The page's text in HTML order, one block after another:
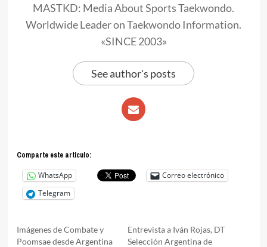
MASTKD: Media About Sports Taekwondo.
Worldwide Leader on Taekwondo Information.
«SINCE 2003»
See author's posts
Comparte este articulo:
WhatsApp
Correo electrónico
Telegram
Imágenes de Combate y
Poomsae desde Argentina
Entrevista a Iván Rojas, DT
Selección Argentina de